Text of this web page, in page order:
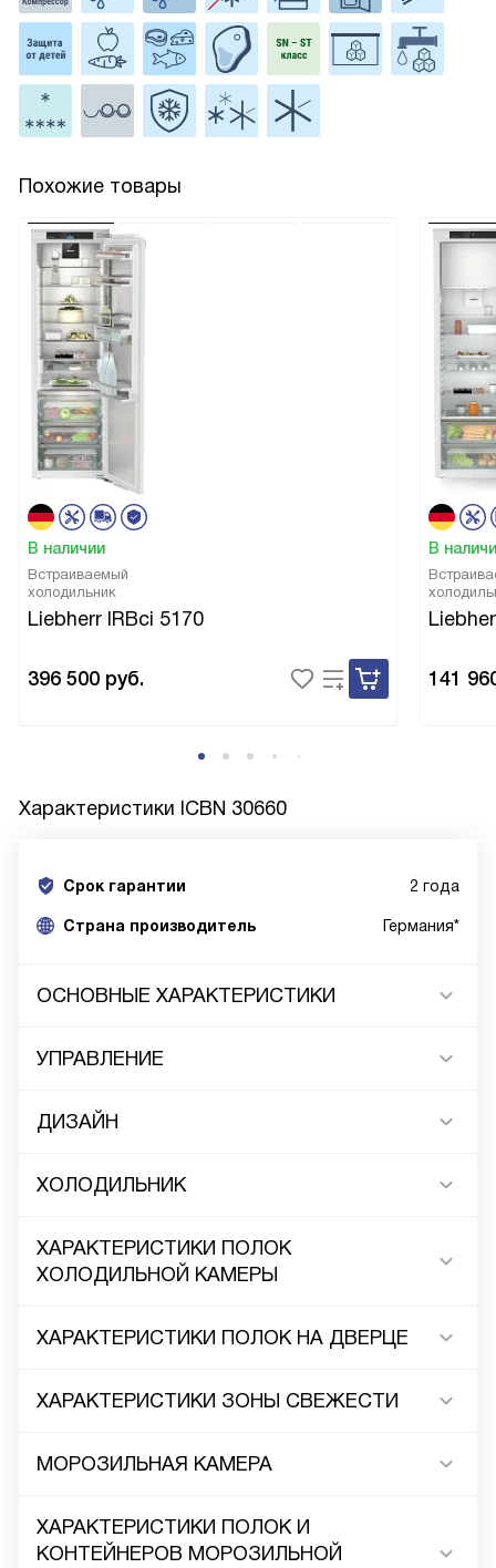
Похожие товары
В наличии
Встраиваемый
холодильник
Liebherr IRBci 5170
396 500 руб.
В
141
Характеристики ICBN 30660
Срок гарантии 2 года
Cтрана производитель Германия*
ОСНОВНЫЕ ХАРАКТЕРИСТИКИ
УПРАВЛЕНИЕ
ДИЗАЙН
ХОЛОДИЛЬНИК
ХАРАКТЕРИСТИКИ ПОЛОК
ХОЛОДИЛЬНОЙ КАМЕРЫ
ХАРАКТЕРИСТИКИ ПОЛОК НА ДВЕРЦЕ
ХАРАКТЕРИСТИКИ ЗОНЫ СВЕЖЕСТИ
МОРОЗИЛЬНАЯ КАМЕРА
ХАРАКТЕРИСТИКИ ПОЛОК И
КОНТЕЙНЕРОВ МОРОЗИЛЬНОЙ